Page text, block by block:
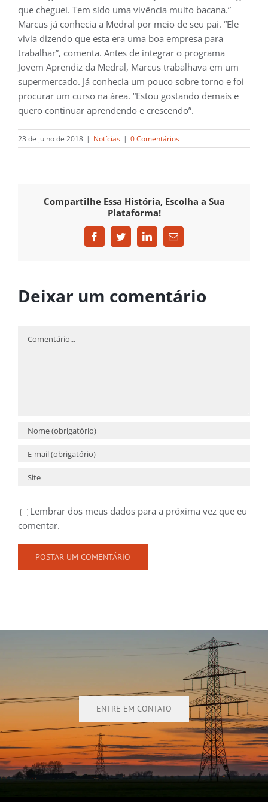
que cheguei. Tem sido uma vivência muito bacana.”
Marcus já conhecia a Medral por meio de seu pai. “Ele
vivia dizendo que esta era uma boa empresa para
trabalhar”, comenta. Antes de integrar o programa
Jovem Aprendiz da Medral, Marcus trabalhava em um
supermercado. Já conhecia um pouco sobre torno e foi
procurar um curso na área. “Estou gostando demais e
quero continuar aprendendo e crescendo”.
23 de julho de 2018 | Notícias | 0 Comentários
Compartilhe Essa História, Escolha a Sua
Plataforma!
FacebookTwitterLinkedIn
E-
mail
Deixar um comentário
Lembrar dos meus dados para a próxima vez que eu
comentar.
ENTRE EM CONTATO